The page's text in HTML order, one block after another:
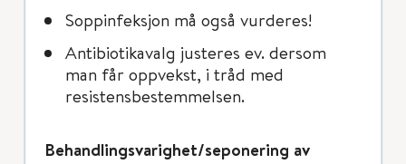
Soppinfeksjon må også vurderes!
Antibiotikavalg justeres ev. dersom
man får oppvekst, i tråd med
resistensbestemmelsen.
Behandlingsvarighet/seponering av